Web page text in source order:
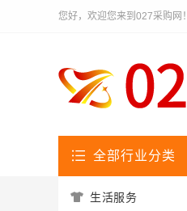
您好，欢迎您来到027采购网！
全部行业分类
生活服务